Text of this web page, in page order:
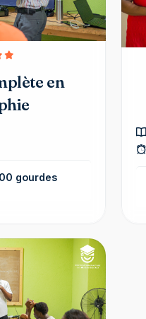
en
gourdes